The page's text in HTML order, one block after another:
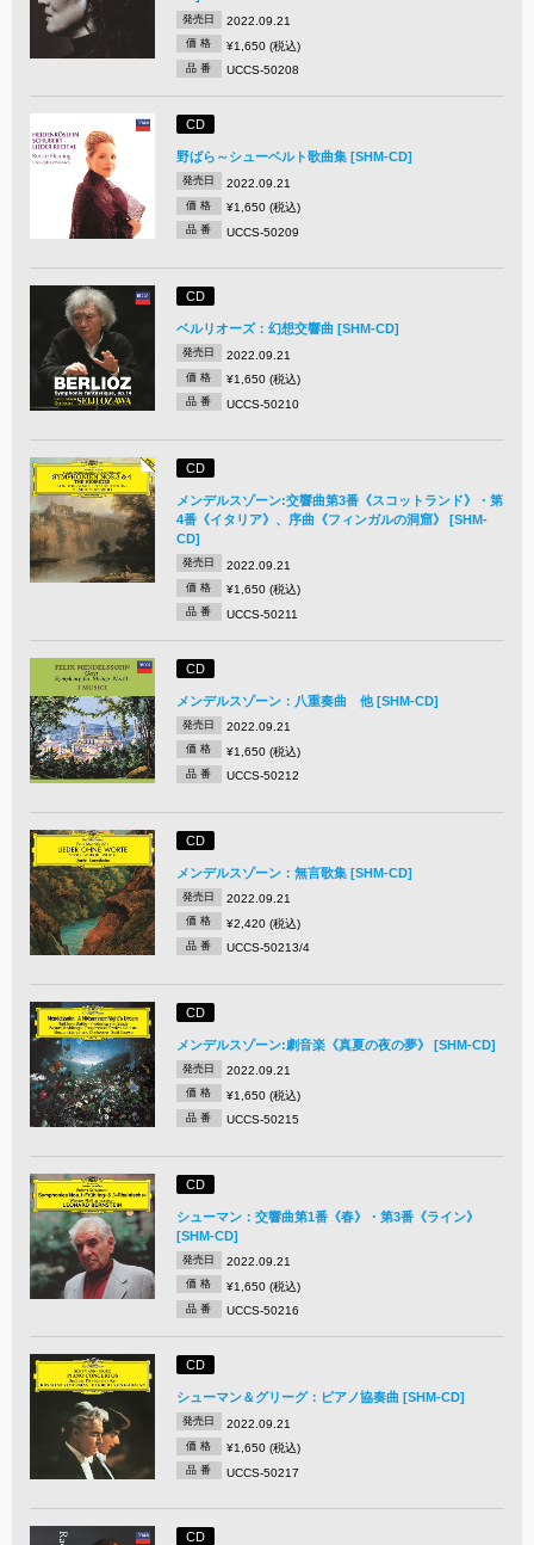
発売日 2022.09.21
価 格 ¥1,650 (税込)
品 番 UCCS-50208
CD
野ばら～シューベルト歌曲集 [SHM-CD]
発売日 2022.09.21
価 格 ¥1,650 (税込)
品 番 UCCS-50209
CD
ベルリオーズ：幻想交響曲 [SHM-CD]
発売日 2022.09.21
価 格 ¥1,650 (税込)
品 番 UCCS-50210
CD
メンデルスゾーン:交響曲第3番《スコットランド》・第
4番《イタリア》、序曲《フィンガルの洞窟》 [SHM-
CD]
発売日 2022.09.21
価 格 ¥1,650 (税込)
品 番 UCCS-50211
CD
メンデルスゾーン：八重奏曲 他 [SHM-CD]
発売日 2022.09.21
価 格 ¥1,650 (税込)
品 番 UCCS-50212
CD
メンデルスゾーン：無言歌集 [SHM-CD]
発売日 2022.09.21
価 格 ¥2,420 (税込)
品 番 UCCS-50213/4
CD
メンデルスゾーン:劇音楽《真夏の夜の夢》 [SHM-CD]
発売日 2022.09.21
価 格 ¥1,650 (税込)
品 番 UCCS-50215
CD
シューマン：交響曲第1番《春》・第3番《ライン》
[SHM-CD]
発売日 2022.09.21
価 格 ¥1,650 (税込)
品 番 UCCS-50216
CD
シューマン＆グリーグ：ピアノ協奏曲 [SHM-CD]
発売日 2022.09.21
価 格 ¥1,650 (税込)
品 番 UCCS-50217
CD